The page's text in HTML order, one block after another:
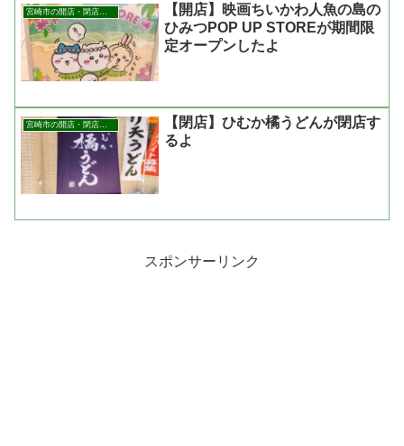
【開店】映画ちいかわ人魚の島の
ひみつPOP UP STOREが期間限
定オープンしたよ
宮崎市の開店・閉店まとめ
【閉店】ひむか橘うどんが閉店す
るよ
スポンサーリンク